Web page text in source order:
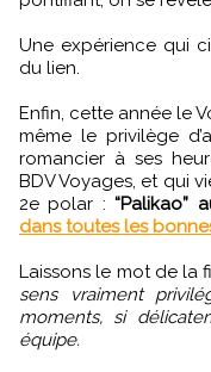
Une expérience qui
du lien.
Enfin, cette année le
même le privilège
romancier à ses
BDV Voyages, et qui
2e polar : “Palikao”
dans toutes les
Laissons le mot de la
sens vraiment
moments, si
équipe.